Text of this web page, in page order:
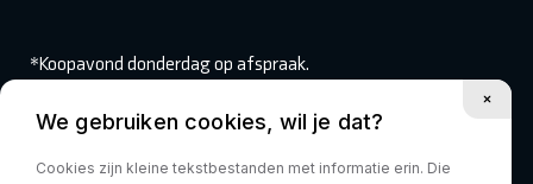
*Koopavond donderdag op afspraak.
Volg ons:
We gebruiken cookies, wil je dat?
Cookies zijn kleine tekstbestanden met informatie erin. Die